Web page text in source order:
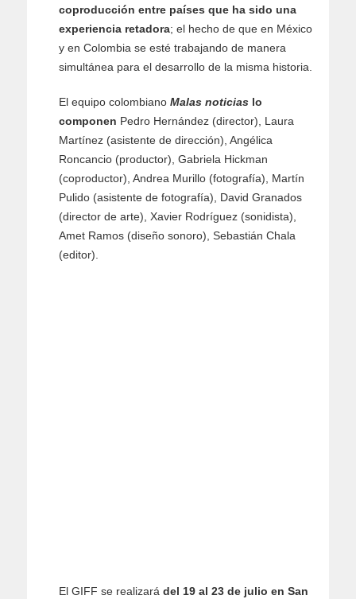
coproducción entre países que ha sido una
experiencia retadora; el hecho de que en México
y en Colombia se esté trabajando de manera
simultánea para el desarrollo de la misma historia.
El equipo colombiano Malas noticias lo
componen Pedro Hernández (director), Laura
Martínez (asistente de dirección), Angélica
Roncancio (productor), Gabriela Hickman
(coproductor), Andrea Murillo (fotografía), Martín
Pulido (asistente de fotografía), David Granados
(director de arte), Xavier Rodríguez (sonidista),
Amet Ramos (diseño sonoro), Sebastián Chala
(editor).
El GIFF se realizará del 19 al 23 de julio en San